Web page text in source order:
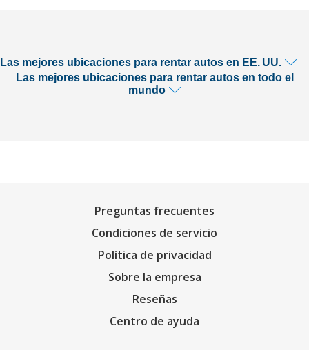
Las mejores ubicaciones para rentar autos en EE. UU.
Las mejores ubicaciones para rentar autos en todo el
mundo
Preguntas frecuentes
Condiciones de servicio
Política de privacidad
Sobre la empresa
Reseñas
Centro de ayuda